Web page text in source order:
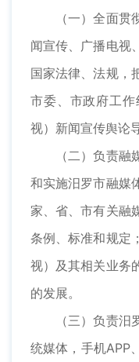
（一）全面贯彻
闻宣传、广播电视
国家法律、法规，
市委、市政府工
视）新闻宣传舆论
（二）负责融媒
和实施汨罗市融媒
家、省、市有关融
条例、标准和规定
视）及其相关业务
的发展。
（三）负责汨罗
统媒体，手机APP